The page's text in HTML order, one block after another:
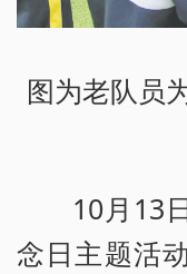
图为老队员
10月13
念日主题活